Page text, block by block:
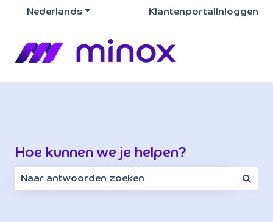
Nederlands Submenu tonen voor vertalingen
Klantenportal Inloggen
Hoe kunnen we je helpen?